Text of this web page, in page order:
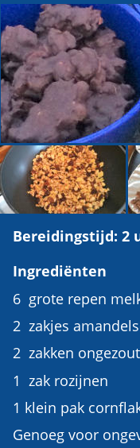
Bereidingstijd: 2
Ingrediënten
6  grote repen
2  zakjes
2  zakken
1  zak rozijnen
1 klein pak
Genoeg voor